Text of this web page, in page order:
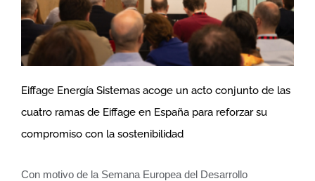
Eiffage Energía Sistemas acoge un acto
conjunto de las cuatro ramas de Eiffage
en España para reforzar su compromiso
Eiffage Energía Sistemas acoge un acto conjunto de las
cuatro ramas de Eiffage en España para reforzar su
compromiso con la sostenibilidad
Con motivo de la Semana Europea del Desarrollo